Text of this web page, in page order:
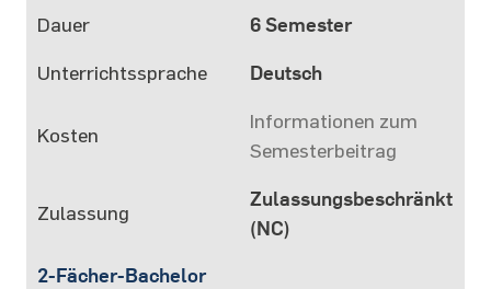
Dauer 6 Semester
Unterrichtssprache Deutsch
Kosten
Informationen zum
Semesterbeitrag
Zulassung
Zulassungsbeschränkt
(NC)
2-Fächer-Bachelor